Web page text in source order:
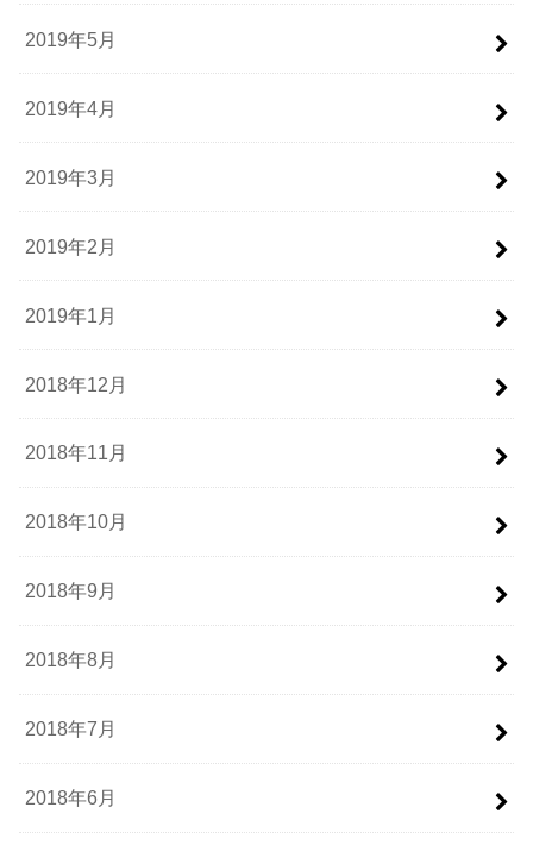
2019年5月
2019年4月
2019年3月
2019年2月
2019年1月
2018年12月
2018年11月
2018年10月
2018年9月
2018年8月
2018年7月
2018年6月